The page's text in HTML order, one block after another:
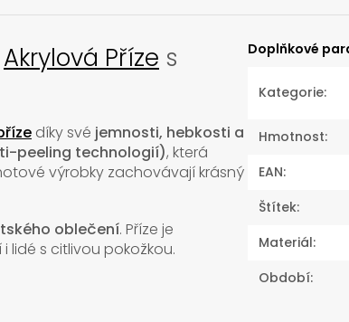
Akrylová Příze s
díky své jemnosti, hebkosti a
peeling technologií), která
výrobky zachovávají krásný
oblečení. Příze je
lidé s citlivou pokožkou.
Doplňkové
Kategorie:
Hmotnost:
EAN:
Štítek:
Materiál:
Období: